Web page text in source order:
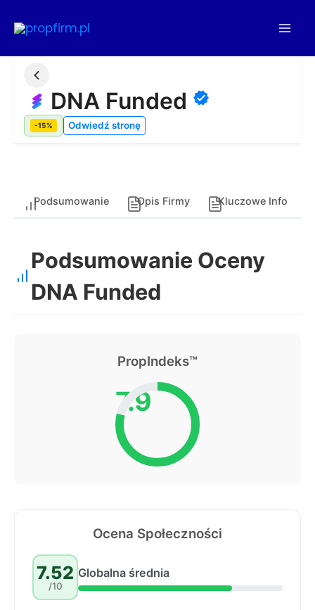
do
DNA Funded
-15% Odwiedź stronę
Podsumowanie Opis Firmy Kluczowe Info
Podsumowanie Oceny
DNA Funded
PropIndeks™
7.9
Ocena Społeczności
7.52
/10
Globalna średnia